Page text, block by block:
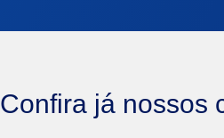
Confira já nossos